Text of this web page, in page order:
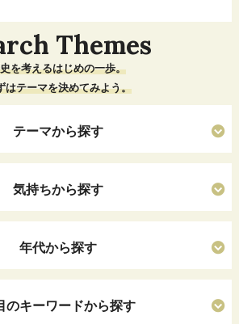
Themes
を考えるはじめの一歩。
はテーマを決めてみよう。
テーマから探す
気持ちから探す
年代から探す
のキーワードから探す